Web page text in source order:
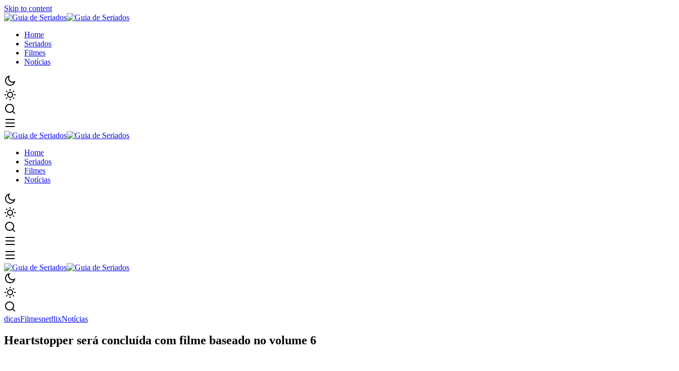
Skip to content
Home
Seriados
Filmes
Notícias
Home
Seriados
Filmes
Notícias
dicasFilmesnetflixNotícias
Heartstopper será concluída com filme baseado no volume 6